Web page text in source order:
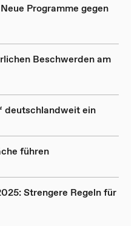
Programme gegen
Beschwerden am
deutschlandweit ein
führen
Strengere Regeln für